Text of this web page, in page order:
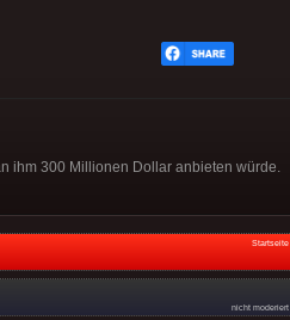
ihm 300 Millionen Dollar anbieten würde.
Startseite
nicht moderiert